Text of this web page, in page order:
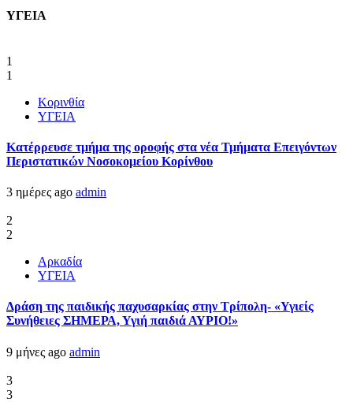
ΥΓΕΙΑ
1
1
Κορινθία
ΥΓΕΙΑ
Kατέρρευσε τμήμα της οροφής στα νέα Τμήματα Επειγόντων
Περιστατικών Νοσοκομείου Κορίνθου
3 ημέρες ago admin
2
2
Αρκαδία
ΥΓΕΙΑ
Δράση της παιδικής παχυσαρκίας στην Τρίπολη- «Υγιείς
Συνήθειες ΣΗΜΕΡΑ, Υγιή παιδιά ΑΥΡΙΟ!»
9 μήνες ago admin
3
3